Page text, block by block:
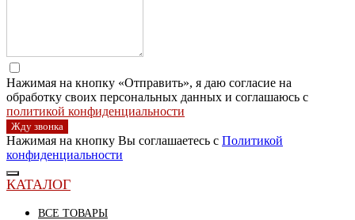
Нажимая на кнопку «Отправить», я даю согласие на
обработку своих персональных данных и соглашаюсь с
политикой конфиденциальности
Жду звонка
Нажимая на кнопку Вы соглашаетесь с Политикой
конфиденциальности
КАТАЛОГ
ВСЕ ТОВАРЫ